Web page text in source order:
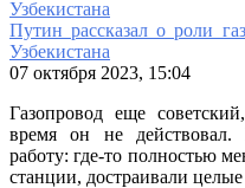
Путин рассказал о роли
Узбекистана
07 октября 2023, 15:04
Газопровод еще
время он не действовал.
работу: где-то полностью
станции, достраивали целые